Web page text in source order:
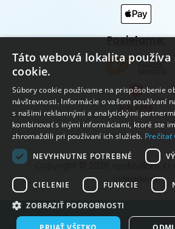
Posielame:
Copyright © 2026 vpohodičke
vyhradené.
Vytvorené systémom
Táto webová lokalita používa
cookie.
Súbory cookie používame na prispôsobenie
návštevnosti. Informácie o vašom používaní
s našimi reklamnými a analytickými
kombinovať s inými informáciami, ktoré ste
zhromaždili pri používaní ich služieb. Prečítať
NEVYHNUTNE POTREBNÉ
CIELENIE FUNKCIE
ZOBRAZIŤ PODROBNOSTI